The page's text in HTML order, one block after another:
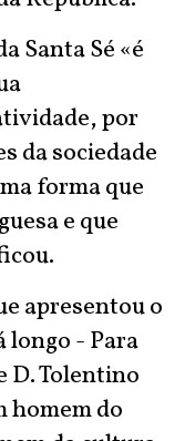
Santa Sé «é
por
da sociedade
forma que
e que
apresentou o
longo - Para
D. Tolentino
homem do